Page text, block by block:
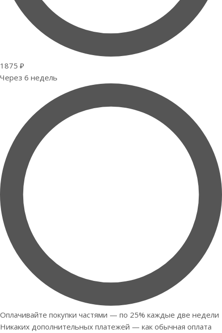
1875 ₽
Через 6 недель
Оплачивайте покупки частями — по 25% каждые две недели
Никаких дополнительных платежей — как обычная оплата